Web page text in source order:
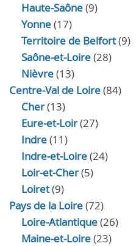
Haute‑Saône(9)
Yonne(17)
Territoire de Belfort(9)
Saône-et-Loire(28)
Nièvre(13)
Centre-Val de Loire(84)
Cher(13)
Eure‑et‑Loir(27)
Indre(11)
Indre‑et‑Loire(24)
Loir‑et‑Cher(5)
Loiret(9)
Pays de la Loire(72)
Loire-Atlantique(26)
Maine-et-Loire(23)